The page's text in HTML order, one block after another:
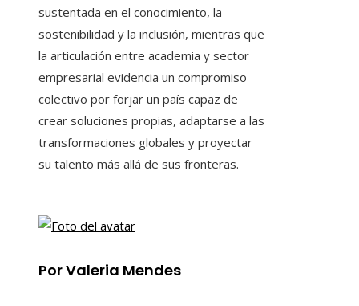
sustentada en el conocimiento, la
sostenibilidad y la inclusión, mientras que
la articulación entre academia y sector
empresarial evidencia un compromiso
colectivo por forjar un país capaz de
crear soluciones propias, adaptarse a las
transformaciones globales y proyectar
su talento más allá de sus fronteras.
Por Valeria Mendes